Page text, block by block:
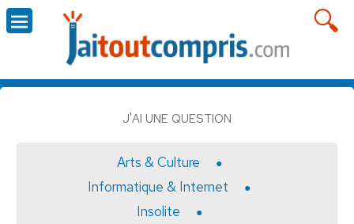
J'AI UNE QUESTION
Arts & Culture
Informatique & Internet
Insolite